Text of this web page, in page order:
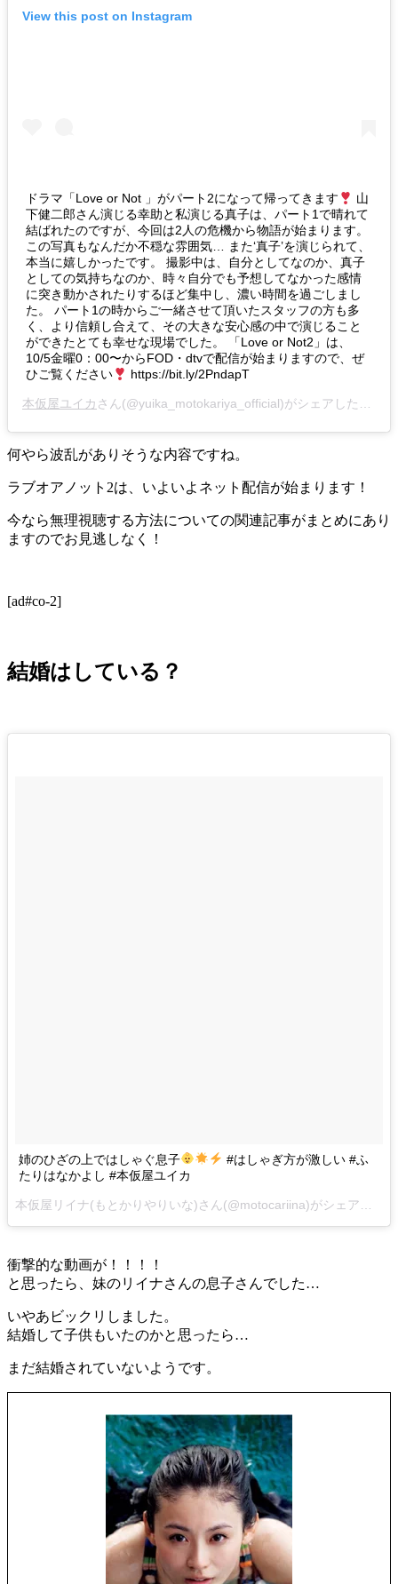
View this post on Instagram
ドラマ「Love or Not 」がパート2になって帰ってきます
山
下健二郎さん演じる幸助と私演じる真子は、パート1で晴れて
結ばれたのですが、今回は2人の危機から物語が始まります。
この写真もなんだか不穏な雰囲気… また‘真子’を演じられて、
本当に嬉しかったです。 撮影中は、自分としてなのか、真子
としての気持ちなのか、時々自分でも予想してなかった感情
に突き動かされたりするほど集中し、濃い時間を過ごしまし
た。 パート1の時からご一緒させて頂いたスタッフの方も多
く、より信頼し合えて、その大きな安心感の中で演じること
ができたとても幸せな現場でした。 「Love or Not2」は、
10/5金曜0：00〜からFOD・dtvで配信が始まりますので、ぜ
ひご覧ください
https://bit.ly/2PndapT
本仮屋ユイカ さん(@yuika_motokariya_official)がシェアした投稿 -
何やら波乱がありそうな内容ですね。
ラブオアノット2は、いよいよネット配信が始まります！
今なら無理視聴する方法についての関連記事がまとめにあり
ますのでお見逃しなく！
[ad#co-2]
結婚はしている？
姉のひざの上ではしゃぐ息子
#はしゃぎ方が激しい #ふ
たりはなかよし #本仮屋ユイカ
衝撃的な動画が！！！！
と思ったら、妹のリイナさんの息子さんでした…
いやあビックリしました。
結婚して子供もいたのかと思ったら…
まだ結婚されていないようです。